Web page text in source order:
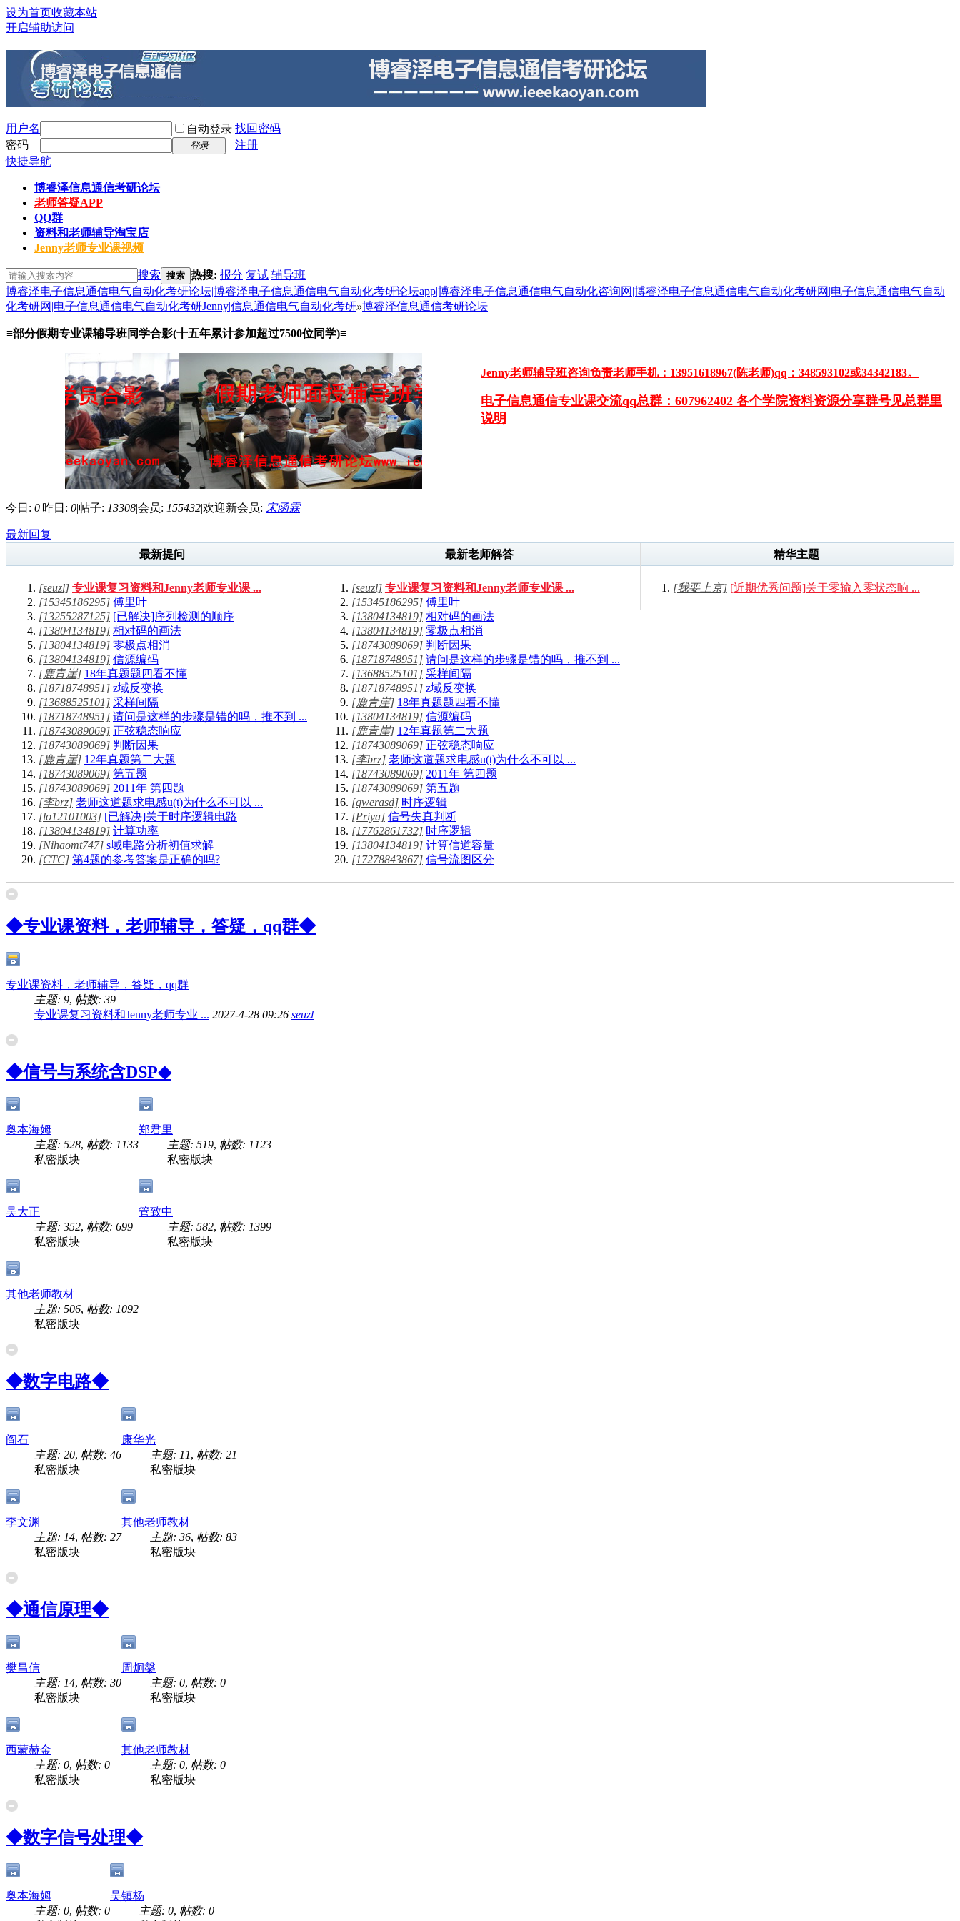
设为首页收藏本站
开启辅助访问
用户名 自动登录 找回密码
密码
登录
注册
快捷导航
博睿泽信息通信考研论坛
老师答疑APP
QQ群
资料和老师辅导淘宝店
Jenny老师专业课视频
搜索 搜索 热搜: 报分 复试 辅导班
博睿泽电子信息通信电气自动化考研论坛|博睿泽电子信息通信电气自动化考研论坛app|博睿泽电子信息通信电气自动化咨询网|博睿泽电子信息通信电气自动化考研网|电子信息通信电气自动
化考研网|电子信息通信电气自动化考研Jenny|信息通信电气自动化考研»博睿泽信息通信考研论坛
≡部分假期专业课辅导班同学合影(十五年累计参加超过7500位同学)≡
Jenny老师辅导班咨询负责老师手机：13951618967(陈老师)qq：348593102或34342183。
电子信息通信专业课交流qq总群：607962402 各个学院资料资源分享群号见总群里
说明
今日: 0|昨日: 0|帖子: 13308|会员: 155432|欢迎新会员: 宋函霖
最新回复
最新提问
[seuzl] 专业课复习资料和Jenny老师专业课 ...
[15345186295] 傅里叶
[13255287125] [已解决]序列检测的顺序
[13804134819] 相对码的画法
[13804134819] 零极点相消
[13804134819] 信源编码
[鹿青崖] 18年真题题四看不懂
[18718748951] z域反变换
[13688525101] 采样间隔
[18718748951] 请问是这样的步骤是错的吗，推不到 ...
[18743089069] 正弦稳态响应
[18743089069] 判断因果
[鹿青崖] 12年真题第二大题
[18743089069] 第五题
[18743089069] 2011年 第四题
[李brz] 老师这道题求电感u(t)为什么不可以 ...
[lo12101003] [已解决]关于时序逻辑电路
[13804134819] 计算功率
[Nihaomt747] s域电路分析初值求解
[CTC] 第4题的参考答案是正确的吗?
最新老师解答
[seuzl] 专业课复习资料和Jenny老师专业课 ...
[15345186295] 傅里叶
[13804134819] 相对码的画法
[13804134819] 零极点相消
[18743089069] 判断因果
[18718748951] 请问是这样的步骤是错的吗，推不到 ...
[13688525101] 采样间隔
[18718748951] z域反变换
[鹿青崖] 18年真题题四看不懂
[13804134819] 信源编码
[鹿青崖] 12年真题第二大题
[18743089069] 正弦稳态响应
[李brz] 老师这道题求电感u(t)为什么不可以 ...
[18743089069] 2011年 第四题
[18743089069] 第五题
[qwerasd] 时序逻辑
[Priya] 信号失真判断
[17762861732] 时序逻辑
[13804134819] 计算信道容量
[17278843867] 信号流图区分
精华主题
[我要上京] [近期优秀问题]关于零输入零状态响 ...
◆专业课资料，老师辅导，答疑，qq群◆
专业课资料，老师辅导，答疑，qq群
主题: 9, 帖数: 39
专业课复习资料和Jenny老师专业 ... 2027-4-28 09:26 seuzl
◆信号与系统含DSP◆
奥本海姆
主题: 528, 帖数: 1133
私密版块
郑君里
主题: 519, 帖数: 1123
私密版块
吴大正
主题: 352, 帖数: 699
私密版块
管致中
主题: 582, 帖数: 1399
私密版块
其他老师教材
主题: 506, 帖数: 1092
私密版块
◆数字电路◆
阎石
主题: 20, 帖数: 46
私密版块
康华光
主题: 11, 帖数: 21
私密版块
李文渊
主题: 14, 帖数: 27
私密版块
其他老师教材
主题: 36, 帖数: 83
私密版块
◆通信原理◆
樊昌信
主题: 14, 帖数: 30
私密版块
周炯槃
主题: 0, 帖数: 0
私密版块
西蒙赫金
主题: 0, 帖数: 0
私密版块
其他老师教材
主题: 0, 帖数: 0
私密版块
◆数字信号处理◆
奥本海姆
主题: 0, 帖数: 0
吴镇杨
主题: 0, 帖数: 0